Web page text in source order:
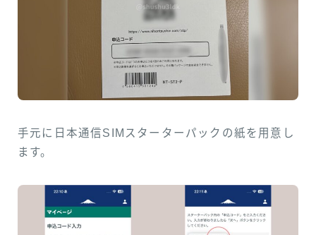
手元に日本通信SIMスターターパックの紙を用意し
ます。